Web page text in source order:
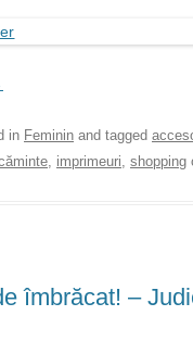
in Feminin and tagged
, imprimeuri, shopping
îmbrăcat! –